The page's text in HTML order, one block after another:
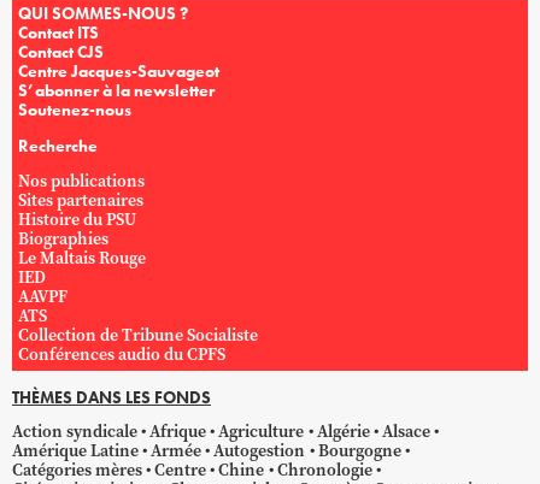
QUI SOMMES-NOUS ?
Contact ITS
Contact CJS
Centre Jacques-Sauvageot
S’abonner à la newsletter
Soutenez-nous
Recherche
Nos publications
Sites partenaires
Histoire du PSU
Biographies
Le Maltais Rouge
IED
AAVPF
ATS
Collection de Tribune Socialiste
Conférences audio du CPFS
THÈMES DANS LES FONDS
Action syndicale Afrique Agriculture Algérie Alsace
Amérique Latine Armée Autogestion
Bourgogne
Catégories mères Centre Chine Chronologie